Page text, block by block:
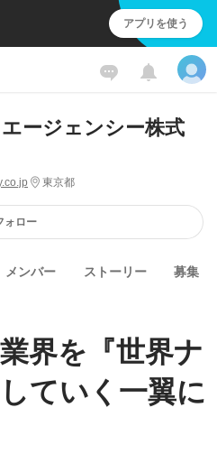
アプリを使う
ージェンシー株式
東京都
ォロー
メンバー ストーリー 募集
界を『世界ナ
ていく一翼に